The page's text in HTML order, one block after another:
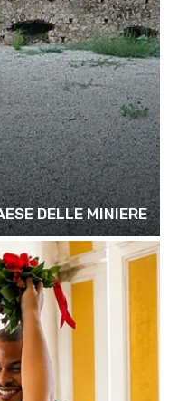
DELLE MINIERE